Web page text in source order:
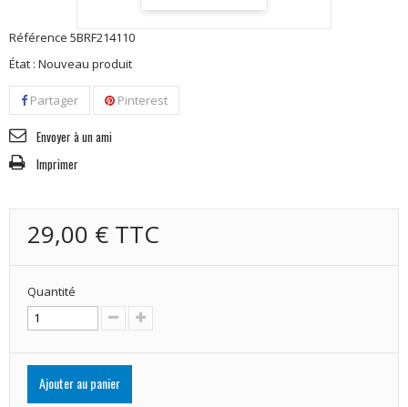
Référence 5BRF214110
État : Nouveau produit
Partager Pinterest
Envoyer à un ami
Imprimer
29,00 € TTC
Quantité
Ajouter au panier